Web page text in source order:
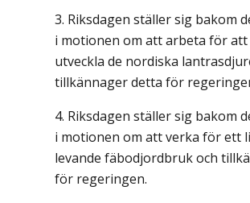
Riksdagen ställer sig bakom
i motionen om att arbeta för att
utveckla de nordiska
tillkännager detta för
Riksdagen ställer sig bakom
i motionen om att verka för ett
levande fäbodjordbruk och
för regeringen.